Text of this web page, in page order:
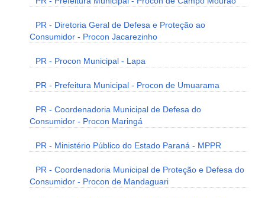
PR - Diretoria Geral de Defesa e Proteção ao
Consumidor - Procon Jacarezinho
PR - Procon Municipal - Lapa
PR - Prefeitura Municipal - Procon de Umuarama
PR - Coordenadoria Municipal de Defesa do
Consumidor - Procon Maringá
PR - Ministério Público do Estado Paraná - MPPR
PR - Coordenadoria Municipal de Proteção e Defesa do
Consumidor - Procon de Mandaguari